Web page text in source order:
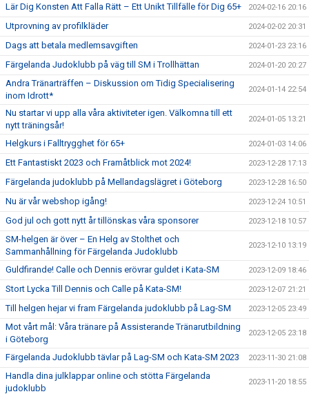
Lär Dig Konsten Att Falla Rätt – Ett Unikt Tillfälle för Dig 65+ 2024-02-16 20:16
Utprovning av profilkläder 2024-02-02 20:31
Dags att betala medlemsavgiften 2024-01-23 23:16
Färgelanda Judoklubb på väg till SM i Trollhättan 2024-01-20 20:27
Andra Tränarträffen – Diskussion om Tidig Specialisering
inom Idrott*
2024-01-14 22:54
Nu startar vi upp alla våra aktiviteter igen. Välkomna till ett
nytt träningsår!
2024-01-05 13:21
Helgkurs i Falltrygghet för 65+ 2024-01-03 14:06
Ett Fantastiskt 2023 och Framåtblick mot 2024! 2023-12-28 17:13
Färgelanda judoklubb på Mellandagslägret i Göteborg 2023-12-28 16:50
Nu är vår webshop igång! 2023-12-24 10:51
God jul och gott nytt år tillönskas våra sponsorer 2023-12-18 10:57
SM-helgen är över – En Helg av Stolthet och
Sammanhållning för Färgelanda Judoklubb
2023-12-10 13:19
Guldfirande! Calle och Dennis erövrar guldet i Kata-SM 2023-12-09 18:46
Stort Lycka Till Dennis och Calle på Kata-SM! 2023-12-07 21:21
Till helgen hejar vi fram Färgelanda judoklubb på Lag-SM 2023-12-05 23:49
Mot vårt mål: Våra tränare på Assisterande Tränarutbildning
i Göteborg
2023-12-05 23:18
Färgelanda Judoklubb tävlar på Lag-SM och Kata-SM 2023 2023-11-30 21:08
Handla dina julklappar online och stötta Färgelanda
judoklubb
2023-11-20 18:55